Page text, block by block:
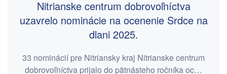
Nitrianske centrum dobrovoľníctva
uzavrelo nominácie na ocenenie Srdce na
dlani 2025.
33 nominácií pre Nitriansky kraj Nitrianske centrum
dobrovoľníctva prijalo do pätnásteho ročníka oc…